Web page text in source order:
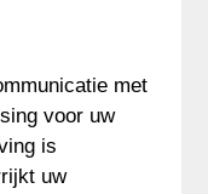
met
voor uw
is
uw